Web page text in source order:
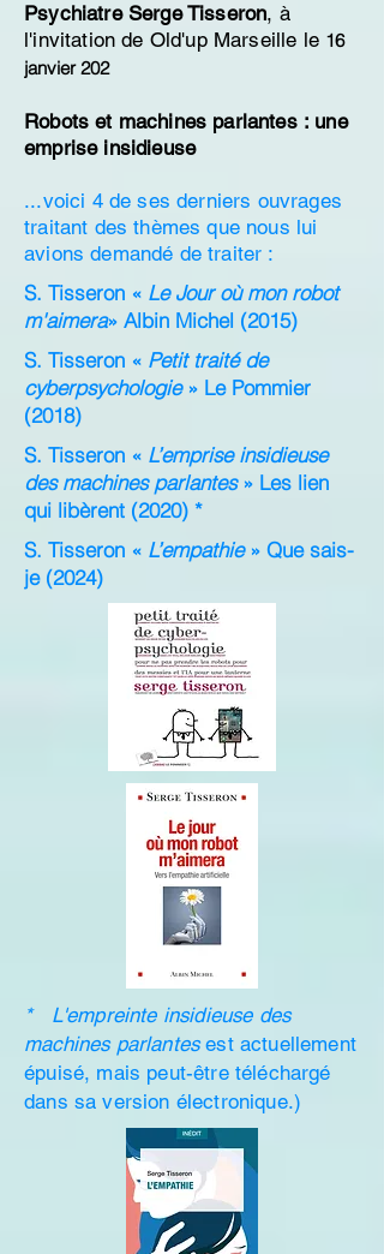
Psychiatre Serge Tisseron, à
l'invitation de Old'up Marseille le 16
janvier 202
Robots et machines parlantes : une
emprise insidieuse
...voici 4 de ses derniers ouvrages
traitant des thèmes que nous lui
avions demandé de traiter :
S. Tisseron « Le Jour où mon robot
m'aimera» Albin Michel (2015)
S. Tisseron « Petit traité de
cyberpsychologie» Le Pommier
(2018)
S. Tisseron « L’emprise insidieuse
des machines parlantes» Les lien
qui libèrent (2020) *
S. Tisseron « L’empathie» Que sais-
je (2024)
* L'empreinte insidieuse des
machines parlantes est actuellement
épuisé, mais peut-être téléchargé
dans sa version électronique.)